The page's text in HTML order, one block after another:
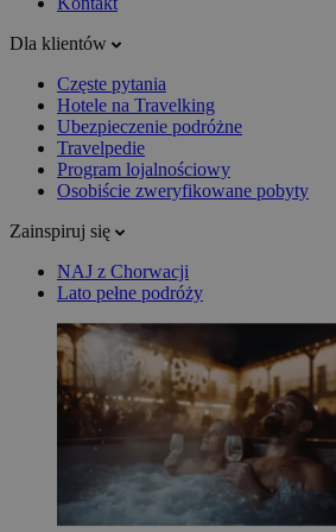
Dla klientów
Częste pytania
Hotele na Travelking
Ubezpieczenie podróżne
Travelpedie
Program lojalnościowy
Osobiście zweryfikowane pobyty
Zainspiruj się
NAJ z Chorwacji
Lato pełne podróży